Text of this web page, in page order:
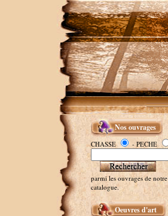
Nos ouvrages
CHASSE - PECHE
parmi les ouvrages de notre
catalogue.
Oeuvres d'art